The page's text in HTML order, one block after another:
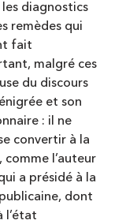
diagnostics
remèdes qui
fait
malgré ces
du discours
et son
: il ne
convertir à la
comme l’auteur
a présidé à la
dont
l’état